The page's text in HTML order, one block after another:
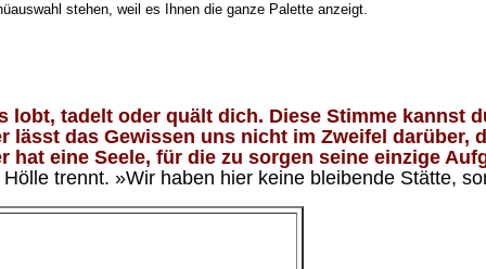
stehen, weil es Ihnen die ganze Palette anzeigt.
lobt, tadelt oder quält dich. Diese Stimme kannst
lässt das Gewissen uns nicht im Zweifel
eine Seele, für die zu sorgen seine einzige
trennt. »Wir haben hier keine bleibende Stätte,